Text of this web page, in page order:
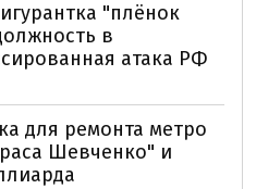
"плёнок
в
атака РФ
для ремонта метро
Шевченко" и